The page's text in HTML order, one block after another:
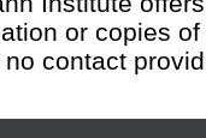
or copies
contact